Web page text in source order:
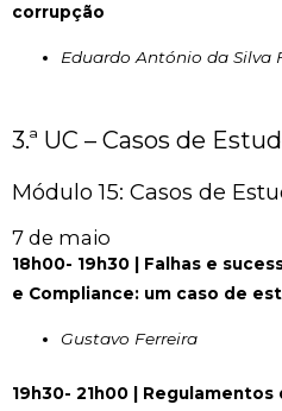
corrupção
Eduardo António da Silva
3.ª UC – Casos de
Módulo 15: Casos de
7 de maio
18h00- 19h30 |
Falhas e
e Compliance: um caso de
Gustavo Ferreira
19h30- 21h00 |
Regulamentos